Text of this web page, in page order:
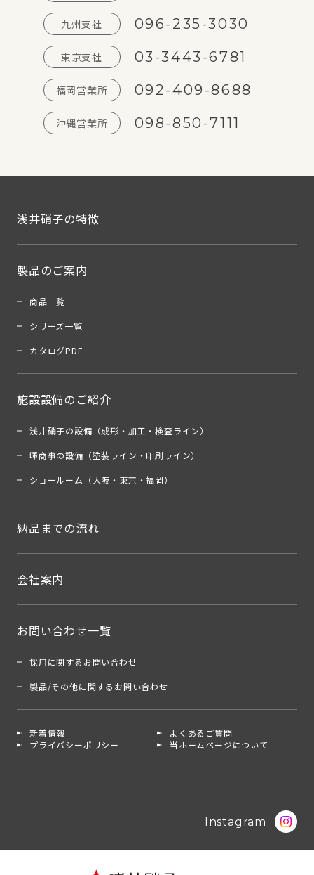
九州支社 096-235-3030
東京支社 03-3443-6781
福岡営業所 092-409-8688
沖縄営業所 098-850-7111
浅井硝子の特徴
製品のご案内
商品一覧
シリーズ一覧
カタログPDF
施設設備のご紹介
浅井硝子の設備（成形・加工・検査ライン）
暉商事の設備（塗装ライン・印刷ライン）
ショールーム（大阪・東京・福岡）
納品までの流れ
会社案内
お問い合わせ一覧
採用に関するお問い合わせ
製品/その他に関するお問い合わせ
新着情報
よくあるご質問
プライバシーポリシー
当ホームページについて
Instagram